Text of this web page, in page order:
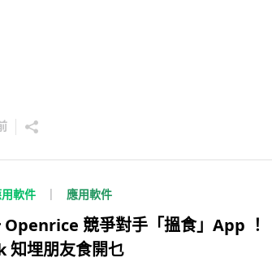
軟件 應用軟件
Openrice 競爭對手「搵食」App ！
知埋朋友食開乜